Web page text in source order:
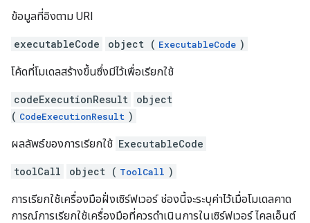
ข้อมูลที่อิงตาม URI
executableCode object ( ExecutableCode )
โค้ดที่โมเดลสร้างขึ้นซึ่งมีไว้เพื่อเรียกใช้
codeExecutionResult
object
( CodeExecutionResult )
ผลลัพธ์ของการเรียกใช้ ExecutableCode
toolCall object ( ToolCall )
การเรียกใช้เครื่องมือฝั่งเซิร์ฟเวอร์ ช่องนี้จะระบุค่าไว้เมื่อโมเดลคาด
การณ์การเรียกใช้เครื่องมือที่ควรดำเนินการในเซิร์ฟเวอร์ ไคลเอ็นต์